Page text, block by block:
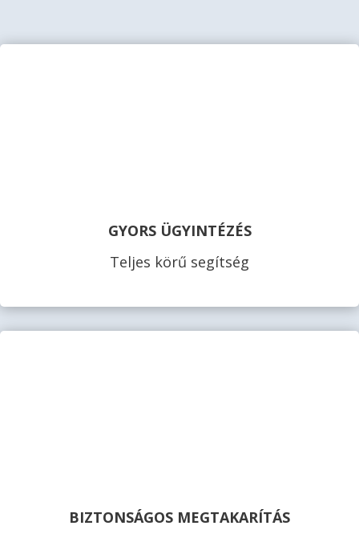
GYORS ÜGYINTÉZÉS
Teljes körű segítség
BIZTONSÁGOS MEGTAKARÍTÁS